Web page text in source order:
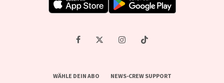
WÄHLE DEIN ABO NEWS-CREW SUPPORT